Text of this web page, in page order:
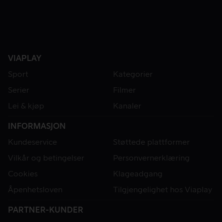
VIAPLAY
Sport
Kategorier
Serier
Filmer
Lei & kjøp
Kanaler
INFORMASJON
Kundeservice
Støttede plattformer
Vilkår og betingelser
Personvernerklæring
Cookies
Klageadgang
Åpenhetsloven
Tilgjengelighet hos Viaplay
PARTNER-KUNDER